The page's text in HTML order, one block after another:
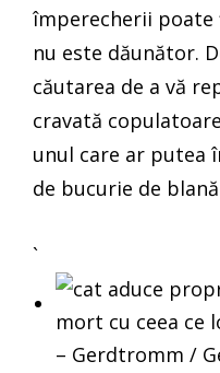
împerecherii
nu este dăunător.
căutarea de a vă
cravată
unul care ar putea
de bucurie de
`
– Gerdtromm /